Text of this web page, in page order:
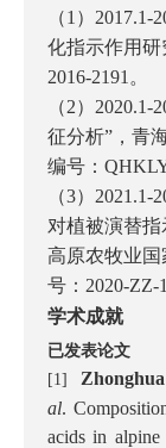
（1）
化指示作用研
2016-2191。
（2）
征分析”，青
编号：
（3）
对植被演替
高原农牧业
号：2020-ZZ-
学术成就
已发表论文
[1]
al.
acids in alpine